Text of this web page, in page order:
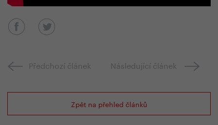
Předchozí článek Následující článek
Zpět na přehled článků